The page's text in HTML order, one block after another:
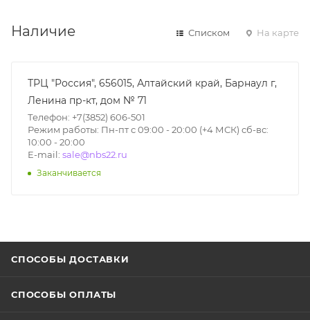
Наличие Списком На карте
ТРЦ "Россия", 656015, Алтайский край, Барнаул г,
Ленина пр-кт, дом № 71
Телефон: +7(3852) 606-501
Режим работы: Пн-пт с 09:00 - 20:00 (+4 МСК) сб-вс:
10:00 - 20:00
E-mail: sale@nbs22.ru
Заканчивается
СПОСОБЫ ДОСТАВКИ
СПОСОБЫ ОПЛАТЫ